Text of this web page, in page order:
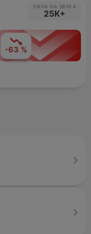
СИЛА НА ЗВУКА
25K+
-63 %